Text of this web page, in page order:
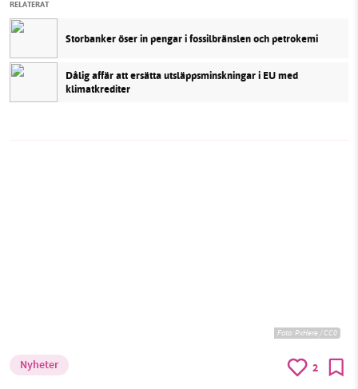
RELATERAT
Storbanker öser in pengar i fossilbränslen och petrokemi
Dålig affär att ersätta utsläppsminskningar i EU med
klimatkrediter
Foto: PxHere / CC0
Nyheter 2